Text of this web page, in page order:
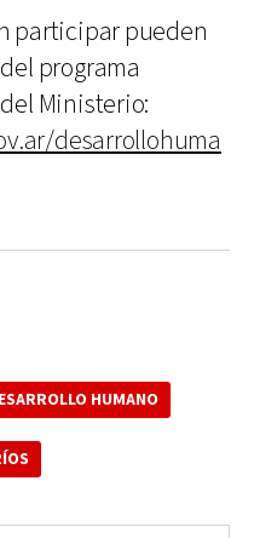
participar pueden
programa
Ministerio:
desarrollohuma
HUMANO